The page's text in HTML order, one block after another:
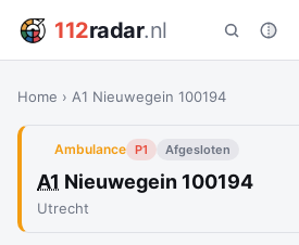
112radar.nl
Home › A1 Nieuwegein 100194
Ambulance P1 Afgesloten
A1 Nieuwegein 100194
Utrecht